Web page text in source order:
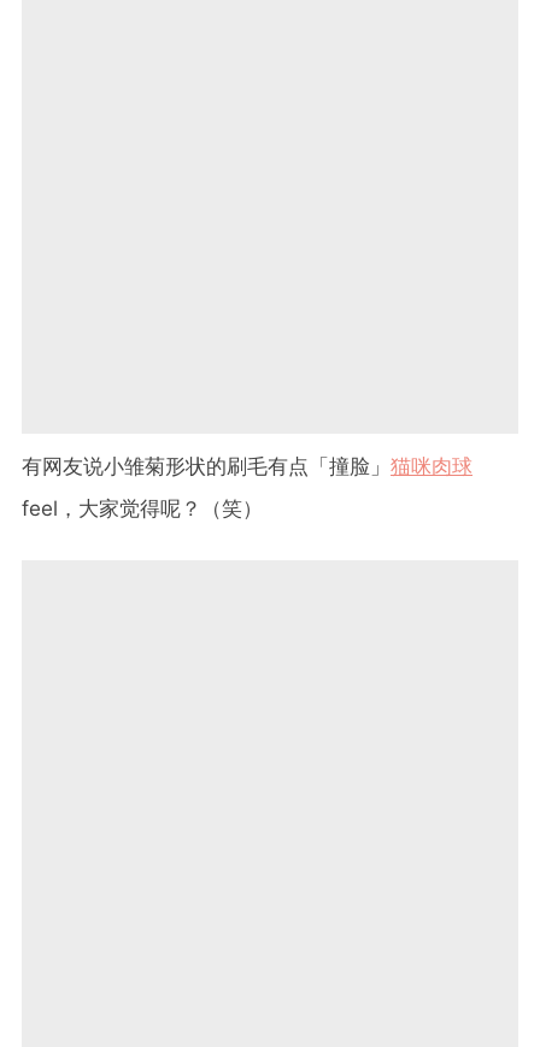
有网友说小雏菊形状的刷毛有点「撞脸」 猫咪肉球
feel，大家觉得呢？（笑）